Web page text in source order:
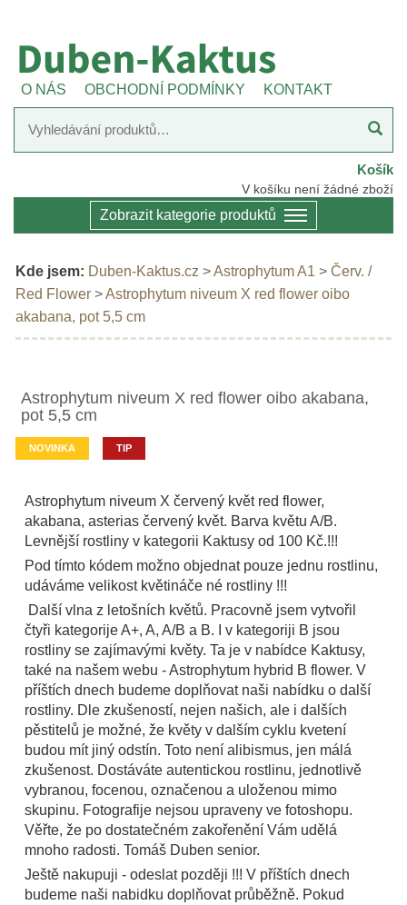
O NÁS OBCHODNÍ PODMÍNKY KONTAKT
Košík
V košíku není žádné zboží
Zobrazit kategorie produktů
Kde jsem: Duben-Kaktus.cz >Astrophytum A1 > Červ. /
Red Flower >Astrophytum niveum X red flower oibo
akabana, pot 5,5 cm
Astrophytum niveum X red flower oibo akabana,
pot 5,5 cm
NOVINKA TIP
Astrophytum niveum X červený květ red flower,
akabana, asterias červený květ. Barva květu A/B.
Levnější rostliny v kategorii Kaktusy od 100 Kč.!!!
Pod tímto kódem možno objednat pouze jednu rostlinu,
udáváme velikost květináče né rostliny !!!
Další vlna z letošních květů. Pracovně jsem vytvořil
čtyři kategorije A+, A, A/B a B. I v kategoriji B jsou
rostliny se zajímavými květy. Ta je v nabídce Kaktusy,
také na našem webu - Astrophytum hybrid B flower. V
příštích dnech budeme doplňovat naši nabídku o další
rostliny. Dle zkušeností, nejen našich, ale i dalších
pěstitelů je možné, že květy v dalším cyklu kvetení
budou mít jiný odstín. Toto není alibismus, jen málá
zkušenost. Dostáváte autentickou rostlinu, jednotlivě
vybranou, focenou, označenou a uloženou mimo
skupinu. Fotografije nejsou upraveny ve fotoshopu.
Věřte, že po dostatečném zakořenění Vám udělá
mnoho radosti. Tomáš Duben senior.
Ještě nakupuji - odeslat později !!! V příštích dnech
budeme naši nabidku doplňovat průběžně. Pokud